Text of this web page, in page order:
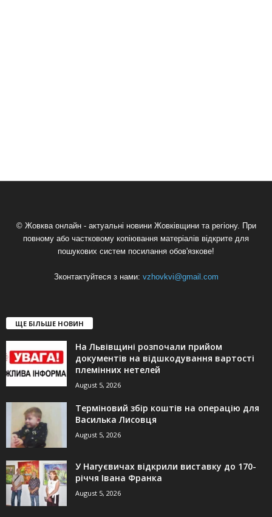
© Жовква онлайн - актуальні новини Жовківщини та регіону. При
повному або частковому копіювання матеріалів відкрите для
пошукових систем посилання обов'язкове!
Зконтактуйтеся з нами: vzhovkvi@gmail.com
ЩЕ БІЛЬШЕ НОВИН
На Львівщині розпочали прийом
документів на відшкодування вартості
племінних нетелей
August 5, 2026
Терміновий збір коштів на операцію для
Василька Лисовця
August 5, 2026
У Нагуєвичах відкрили виставку до 170-
річчя Івана Франка
August 5, 2026